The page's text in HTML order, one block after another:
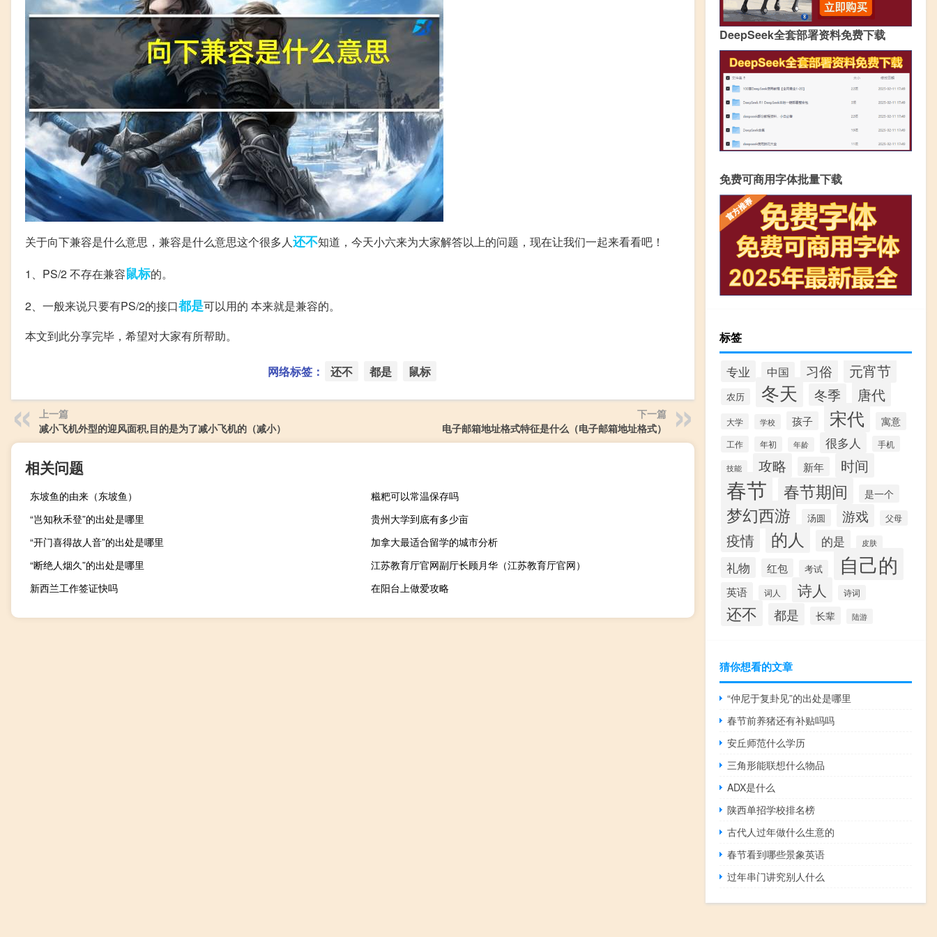
关于向下兼容是什么意思，兼容是什么意思这个很多人还不知道，今天小六来为大家解答以上的问题，现在让我们一起来看看吧！
1、PS/2 不存在兼容鼠标的。
2、一般来说只要有PS/2的接口都是可以用的 本来就是兼容的。
本文到此分享完毕，希望对大家有所帮助。
网络标签： 还不 都是 鼠标
上一篇
减小飞机外型的迎风面积,目的是为了减小飞机的（减小）
下一篇
电子邮箱地址格式特征是什么（电子邮箱地址格式）
相关问题
东坡鱼的由来（东坡鱼）
糍粑可以常温保存吗
“岂知秋禾登”的出处是哪里
贵州大学到底有多少亩
“开门喜得故人音”的出处是哪里
加拿大最适合留学的城市分析
“断绝人烟久”的出处是哪里
江苏教育厅官网副厅长顾月华（江苏教育厅官网）
新西兰工作签证快吗
在阳台上做爱攻略
DeepSeek全套部署资料免费下载
免费可商用字体批量下载
标签
专业 中国 习俗 元宵节
农历 冬天 冬季 唐代
大学 学校 孩子 宋代 寓意
工作 年初 年龄 很多人 手机
技能 攻略 新年 时间
春节 春节期间 是一个
梦幻西游 汤圆 游戏 父母
疫情 的人 的是 皮肤
礼物 红包 考试 自己的
英语 词人 诗人 诗词
还不 都是 长辈 陆游
猜你想看的文章
“仲尼于复卦见”的出处是哪里
春节前养猪还有补贴吗吗
安丘师范什么学历
三角形能联想什么物品
ADX是什么
陕西单招学校排名榜
古代人过年做什么生意的
春节看到哪些景象英语
过年串门讲究别人什么